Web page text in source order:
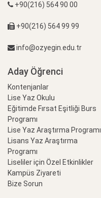
+90(216) 564 90 00
+90(216) 564 99 99
info@ozyegin.edu.tr
Aday Öğrenci
Kontenjanlar
Lise Yaz Okulu
Eğitimde Fırsat Eşitliği Burs
Programı
Lise Yaz Araştırma Programı
Lisans Yaz Araştırma
Programı
Liseliler için Özel Etkinlikler
Kampüs Ziyareti
Bize Sorun